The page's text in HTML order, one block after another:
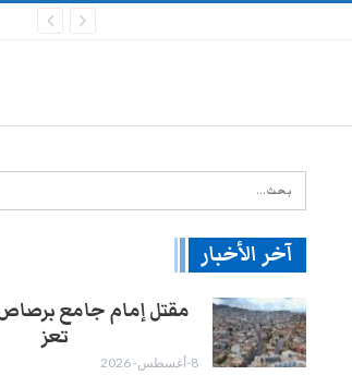
آخر الأخبار
مقتل إمام جامع
تعز
8-أغسطس- 2026